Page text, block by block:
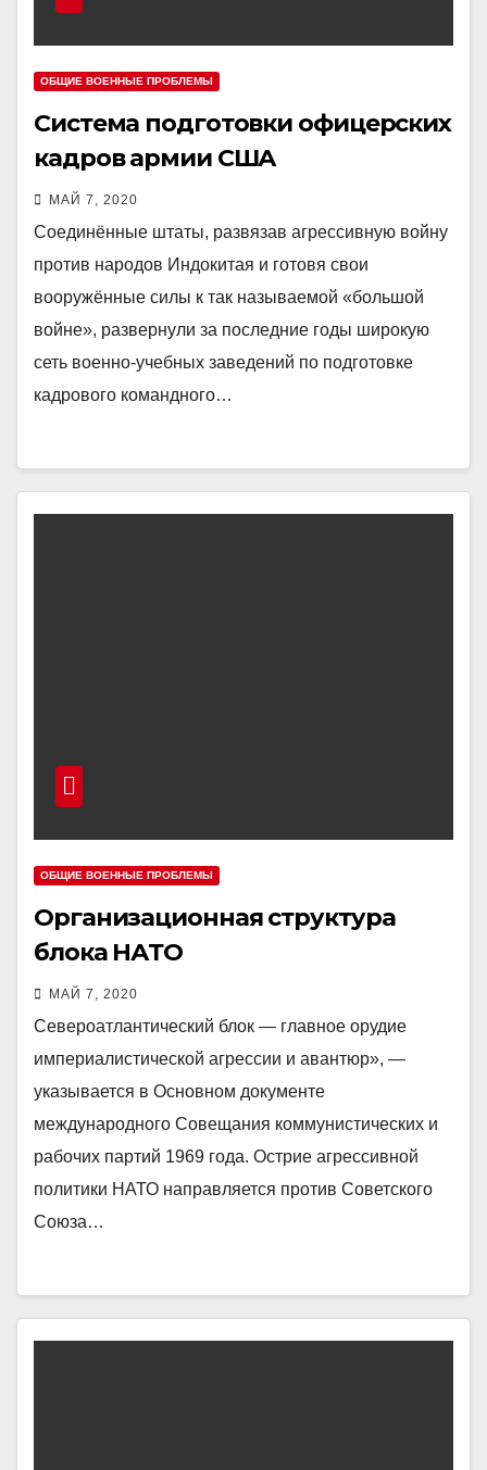
ОБЩИЕ ВОЕННЫЕ ПРОБЛЕМЫ
Система подготовки офицерских
кадров армии США
МАЙ 7, 2020
Соединённые штаты, развязав агрессивную войну
против народов Индокитая и готовя свои
вооружённые силы к так называемой «большой
войне», развернули за последние годы широкую
сеть военно-учебных заведений по подготовке
кадрового командного…
ОБЩИЕ ВОЕННЫЕ ПРОБЛЕМЫ
Организационная структура
блока НАТО
МАЙ 7, 2020
Североатлантический блок — главное орудие
империалистической агрессии и авантюр», —
указывается в Основном документе
международного Совещания коммунистических и
рабочих партий 1969 года. Острие агрессивной
политики НАТО направляется против Советского
Союза…